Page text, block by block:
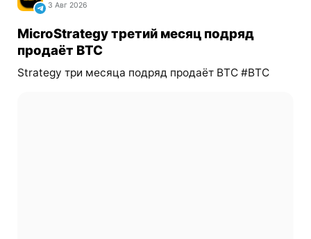
3 Авг 2026
MicroStrategy третий месяц подряд
продаёт BTC
Strategy три месяца подряд продаёт BTC #BTC